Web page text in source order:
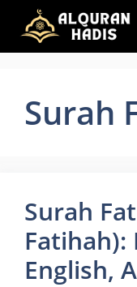
content
Surah
Surah
Fatihah):
English,